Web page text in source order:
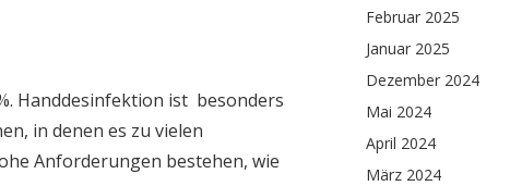
Handdesinfektion ist besonders
in denen es zu vielen
Anforderungen bestehen, wie
Februar 2025
Januar 2025
Dezember 2024
Mai 2024
April 2024
März 2024